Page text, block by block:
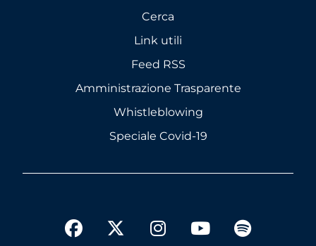
Cerca
Link utili
Feed RSS
Amministrazione Trasparente
Whistleblowing
Speciale Covid-19
facebookinstagram
youtubespotify